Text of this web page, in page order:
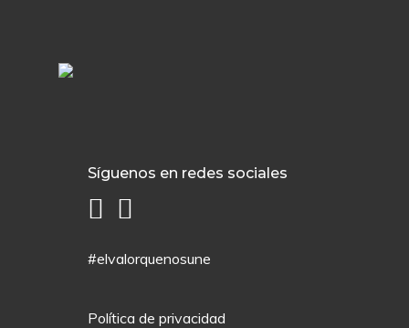
Síguenos en redes sociales
#elvalorquenosune
Política de privacidad